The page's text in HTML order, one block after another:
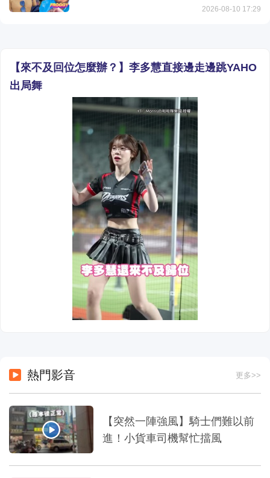
2026-08-10 17:29
【來不及回位怎麼辦？】李多慧直接邊走邊跳YAHO
出局舞
熱門影音 更多>>
【突然一陣強風】騎士們難以前
進！小貨車司機幫忙擋風